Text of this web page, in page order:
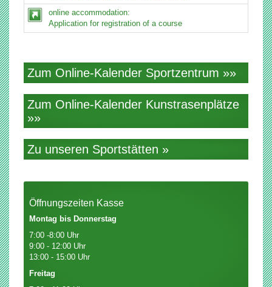
online accommodation:
Application for registration of a course
Zum Online-Kalender Sportzentrum »»
Zum Online-Kalender Kunstrasenplätze
»»
Zu unseren Sportstätten »
Öffnungszeiten Kasse
Montag bis Donnerstag
7:00 -8:00 Uhr
9:00 - 12:00 Uhr
13:00 - 15:00 Uhr
Freitag